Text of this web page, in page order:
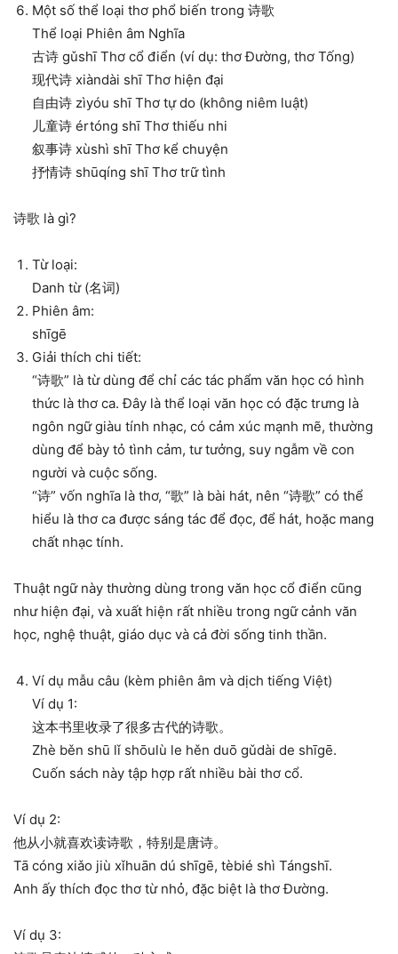
Một số thể loại thơ phổ biến trong 诗歌
Thể loại Phiên âm Nghĩa
古诗 gǔshī Thơ cổ điển (ví dụ: thơ Đường, thơ Tống)
现代诗 xiàndài shī Thơ hiện đại
自由诗 zìyóu shī Thơ tự do (không niêm luật)
儿童诗 értóng shī Thơ thiếu nhi
叙事诗 xùshì shī Thơ kể chuyện
抒情诗 shūqíng shī Thơ trữ tình
诗歌 là gì?
Từ loại:
Danh từ (名词)
Phiên âm:
shīgē
Giải thích chi tiết:
“诗歌” là từ dùng để chỉ các tác phẩm văn học có hình
thức là thơ ca. Đây là thể loại văn học có đặc trưng là
ngôn ngữ giàu tính nhạc, có cảm xúc mạnh mẽ, thường
dùng để bày tỏ tình cảm, tư tưởng, suy ngẫm về con
người và cuộc sống.
“诗” vốn nghĩa là thơ, “歌” là bài hát, nên “诗歌” có thể
hiểu là thơ ca được sáng tác để đọc, để hát, hoặc mang
chất nhạc tính.
Thuật ngữ này thường dùng trong văn học cổ điển cũng
như hiện đại, và xuất hiện rất nhiều trong ngữ cảnh văn
học, nghệ thuật, giáo dục và cả đời sống tinh thần.
Ví dụ mẫu câu (kèm phiên âm và dịch tiếng Việt)
Ví dụ 1:
这本书里收录了很多古代的诗歌。
Zhè běn shū lǐ shōulù le hěn duō gǔdài de shīgē.
Cuốn sách này tập hợp rất nhiều bài thơ cổ.
Ví dụ 2:
他从小就喜欢读诗歌，特别是唐诗。
Tā cóng xiǎo jiù xǐhuān dú shīgē, tèbié shì Tángshī.
Anh ấy thích đọc thơ từ nhỏ, đặc biệt là thơ Đường.
Ví dụ 3: